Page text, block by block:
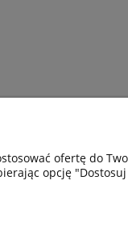
Twoje
ofertę do
opcję